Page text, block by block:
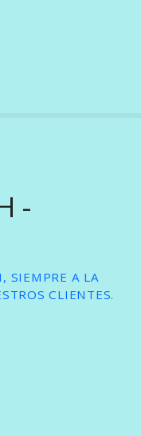
-
SIEMPRE A LA
CLIENTES.